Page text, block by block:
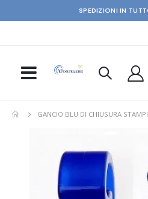
SPEDIZIONI IN
GANCIO BLU DI CHIUSURA